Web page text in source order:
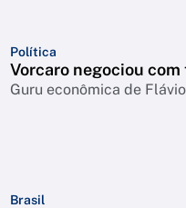
Política
Vorcaro negociou
Guru econômica de
Brasil